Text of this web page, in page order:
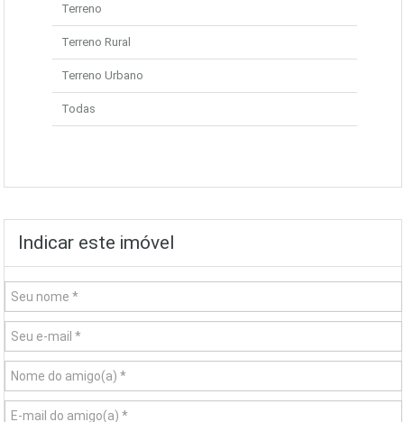
Terreno
Terreno Rural
Terreno Urbano
Todas
Indicar este imóvel